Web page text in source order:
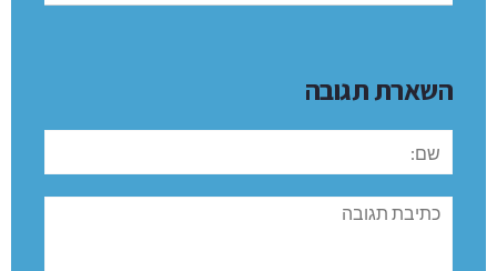
השארת תגובה
תגובה